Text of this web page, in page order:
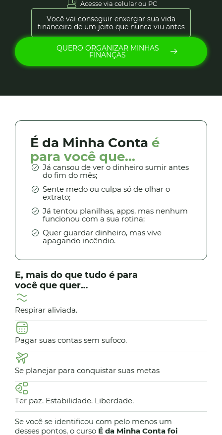
Acesse via celular ou PC
Você vai conseguir enxergar sua vida
financeira de um jeito que nunca viu antes
QUERO ORGANIZAR MINHAS
FINANÇAS
É da Minha Conta é
para você que...
Já cansou de ver o dinheiro sumir antes
do fim do mês;
Sente medo ou culpa só de olhar o
extrato;
Já tentou planilhas, apps, mas nenhum
funcionou com a sua rotina;
Quer guardar dinheiro, mas vive
apagando incêndio.
E, mais do que tudo é para
você que quer…
Respirar aliviada.
Pagar suas contas sem sufoco.
Se planejar para conquistar suas metas
Ter paz. Estabilidade. Liberdade.
Se você se identificou com pelo menos um
desses pontos, o curso É da Minha Conta foi